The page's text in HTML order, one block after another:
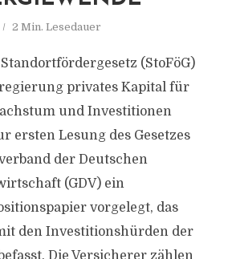
2 Min. Lesedauer
(StoFöG)
privates Kapital für
und Investitionen
ersten Lesung des Gesetzes
der Deutschen
(GDV) ein
vorgelegt, das
den Investitionshürden der
Die Versicherer zählen